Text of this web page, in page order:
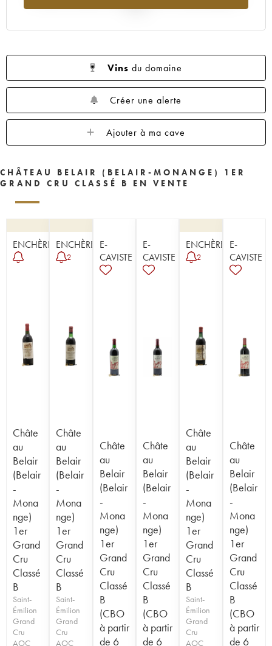
Vins du domaine
Créer une alerte
Ajouter à ma cave
CHÂTEAU BELAIR (BELAIR-MONANGE) 1ER
GRAND CRU CLASSÉ B EN VENTE
ENCHÈRE
Châte
au
Belair
(Belair
-
Mona
nge)
1er
Grand
Cru
Classé
B
Saint-
Émilion
Grand
Cru
AOC
ENCHÈRE
2
Châte
au
Belair
(Belair
-
Mona
nge)
1er
Grand
Cru
Classé
B
Saint-
Émilion
Grand
Cru
AOC
E-
CAVISTE
Châte
au
Belair
(Belair
-
Mona
nge)
1er
Grand
Cru
Classé
B
(CBO
à partir
de 6
E-
CAVISTE
Châte
au
Belair
(Belair
-
Mona
nge)
1er
Grand
Cru
Classé
B
(CBO
à partir
de 6
ENCHÈRE
2
Châte
au
Belair
(Belair
-
Mona
nge)
1er
Grand
Cru
Classé
B
Saint-
Émilion
Grand
Cru
AOC
E-
CAVISTE
Châte
au
Belair
(Belair
-
Mona
nge)
1er
Grand
Cru
Classé
B
(CBO
à partir
de 6